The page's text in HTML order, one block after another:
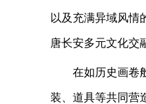
以及充满异域风情
唐长安多元文化交
在如历史画卷
装、道具等共同营